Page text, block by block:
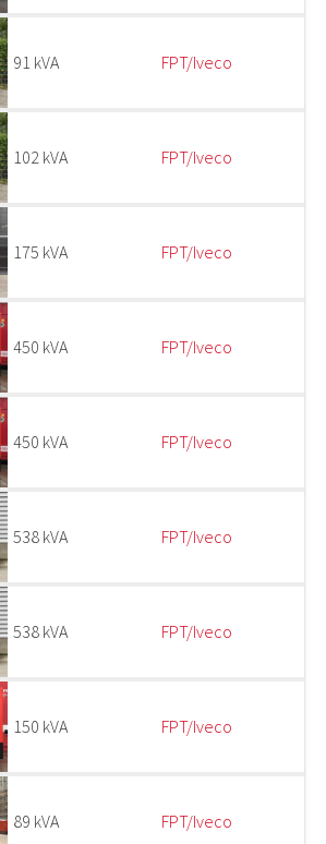
91 kVA FPT/Iveco
102 kVA FPT/Iveco
175 kVA FPT/Iveco
450 kVA FPT/Iveco
450 kVA FPT/Iveco
538 kVA FPT/Iveco
538 kVA FPT/Iveco
150 kVA FPT/Iveco
89 kVA FPT/Iveco